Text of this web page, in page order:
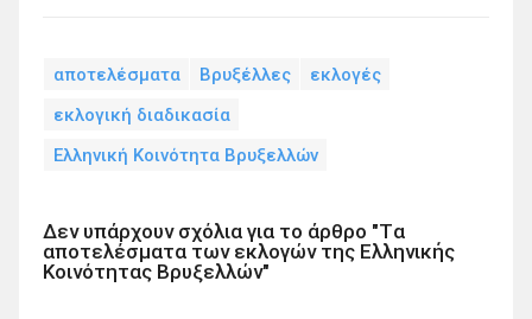
αποτελέσματα Βρυξέλλες
εκλογές
εκλογική διαδικασία
Ελληνική Κοινότητα Βρυξελλών
Δεν υπάρχουν σχόλια για το άρθρο "Tα
αποτελέσματα των εκλογών της Ελληνικής
Κοινότητας Βρυξελλών"